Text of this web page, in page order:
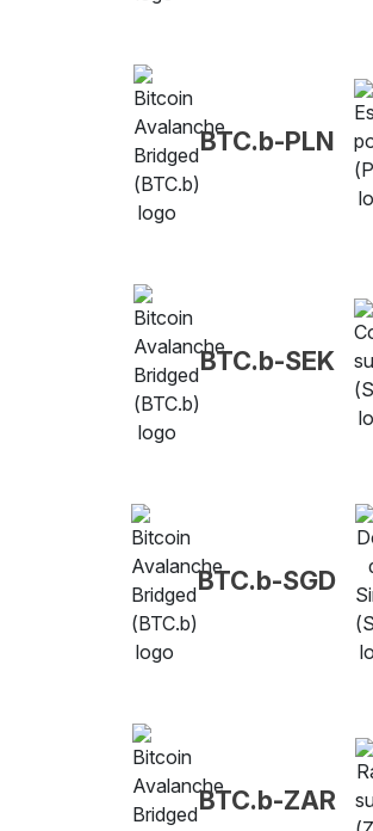
BTC.b-PLN
BTC.b-SEK
BTC.b-SGD
BTC.b-ZAR